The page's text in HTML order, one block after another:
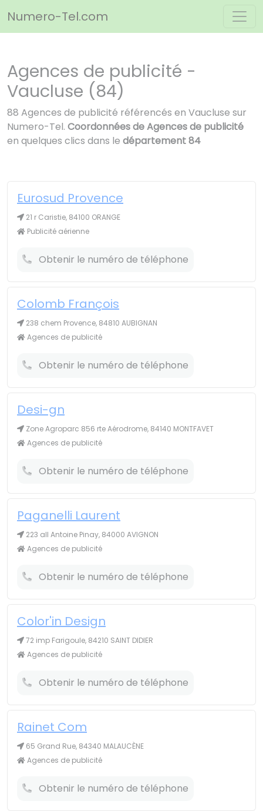
Numero-Tel.com
Agences de publicité -
Vaucluse (84)
88 Agences de publicité référencés en Vaucluse sur
Numero-Tel. Coordonnées de Agences de publicité
en quelques clics dans le département 84
Eurosud Provence
21 r Caristie, 84100 ORANGE
Publicité aérienne
Obtenir le numéro de téléphone
Colomb François
238 chem Provence, 84810 AUBIGNAN
Agences de publicité
Obtenir le numéro de téléphone
Desi-gn
Zone Agroparc 856 rte Aérodrome, 84140 MONTFAVET
Agences de publicité
Obtenir le numéro de téléphone
Paganelli Laurent
223 all Antoine Pinay, 84000 AVIGNON
Agences de publicité
Obtenir le numéro de téléphone
Color'in Design
72 imp Farigoule, 84210 SAINT DIDIER
Agences de publicité
Obtenir le numéro de téléphone
Rainet Com
65 Grand Rue, 84340 MALAUCÈNE
Agences de publicité
Obtenir le numéro de téléphone